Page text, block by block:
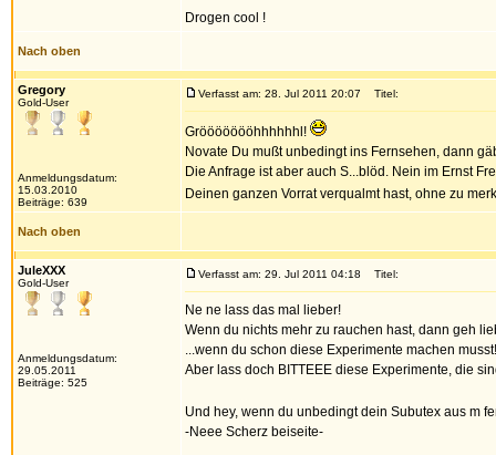
Drogen cool !
Nach oben
Gregory
Gold-User
Anmeldungsdatum:
15.03.2010
Beiträge: 639
Verfasst am: 28. Jul 2011 20:07 Titel:
Gröööööööhhhhhhl!
Novate Du mußt unbedingt ins Fernsehen, dann
Die Anfrage ist aber auch S...blöd. Nein im Ernst
Deinen ganzen Vorrat verqualmt hast, ohne zu
Nach oben
JuleXXX
Gold-User
Anmeldungsdatum:
29.05.2011
Beiträge: 525
Verfasst am: 29. Jul 2011 04:18 Titel:
Ne ne lass das mal lieber!
Wenn du nichts mehr zu rauchen hast, dann geh
...wenn du schon diese Experimente machen musst!
Aber lass doch BITTEEE diese Experimente, die
Und hey, wenn du unbedingt dein Subutex aus m
-Neee Scherz beiseite-